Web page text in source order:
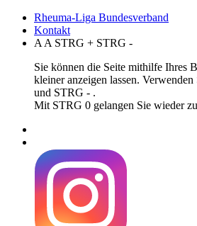
Rheuma-Liga Bundesverband
Kontakt
A A STRG + STRG -
Sie können die Seite mithilfe Ihres
kleiner anzeigen lassen.
und STRG - .
Mit STRG 0 gelangen Sie wieder